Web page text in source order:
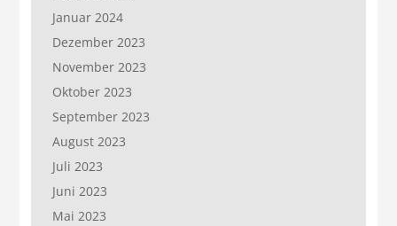
Januar 2024
Dezember 2023
November 2023
Oktober 2023
September 2023
August 2023
Juli 2023
Juni 2023
Mai 2023